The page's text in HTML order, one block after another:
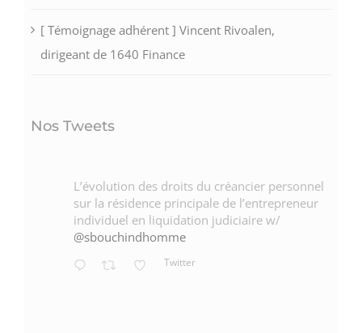
[ Témoignage adhérent ] Vincent Rivoalen,
dirigeant de 1640 Finance
Nos Tweets
L’évolution des droits du créancier personnel
sur la résidence principale de l’entrepreneur
individuel en liquidation judiciaire w/
@sbouchindhomme
Twitter